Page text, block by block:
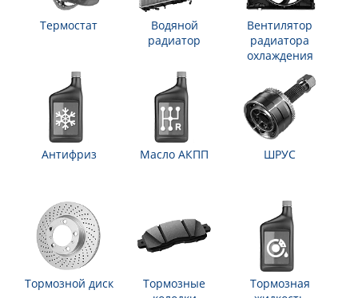
Термостат
Водяной
радиатор
Вентилятор
радиатора
охлаждения
Антифриз Масло АКПП ШРУС
Тормозной диск
Тормозные
Тормозная